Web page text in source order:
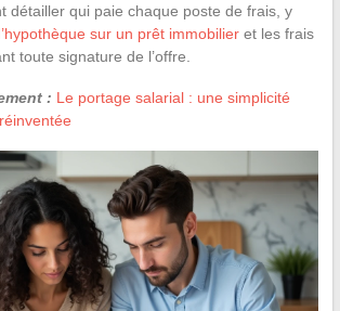
détailler qui paie chaque poste de frais, y
sur un prêt immobilieret les frais
toute signature de l’offre.
: Le portage salarial : une simplicité